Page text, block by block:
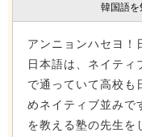
韓国語を
アンニョンハセヨ！
日本語は、ネイティ
で通っていて高校も
めネイティブ並みで
を教える塾の先生を